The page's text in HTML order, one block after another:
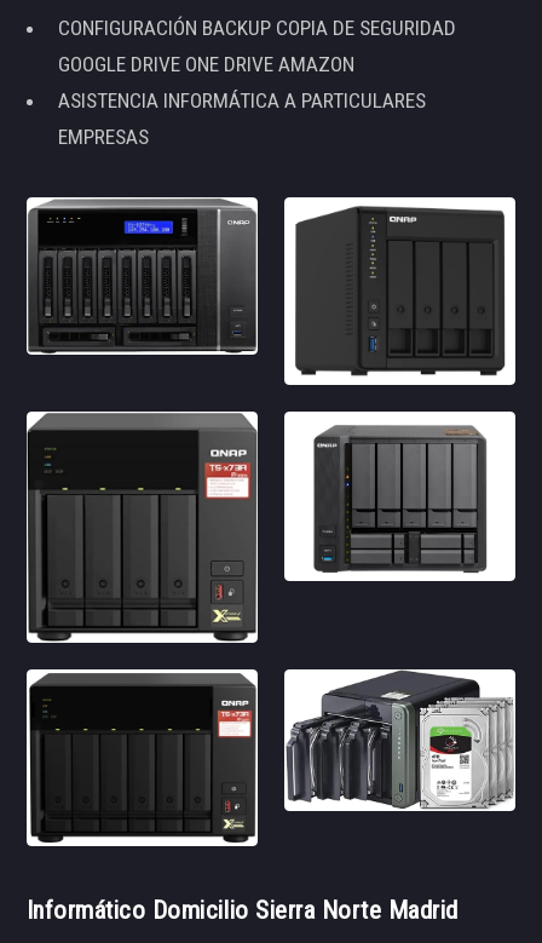
CONFIGURACIÓN BACKUP COPIA DE SEGURIDAD
GOOGLE DRIVE ONE DRIVE AMAZON
ASISTENCIA INFORMÁTICA A PARTICULARES
EMPRESAS
Informático Domicilio Sierra Norte Madrid